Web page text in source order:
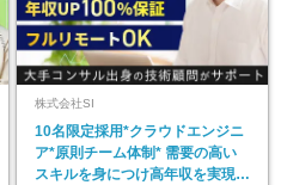
株式会社SI
10名限定採用*クラウドエンジニ
ア*原則チーム体制* 需要の高い
スキルを身につけ高年収を実現*